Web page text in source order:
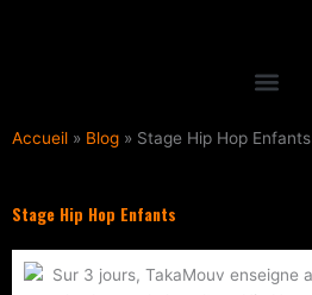
Accueil » Blog » Stage Hip Hop Enfants
Stage Hip Hop Enfants